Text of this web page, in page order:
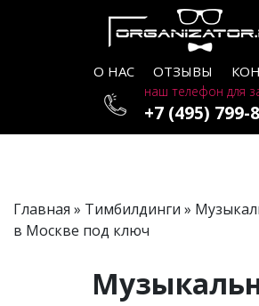
О НАС ОТЗЫВЫ
наш телефон для
+7 (495) 799-
Главная » Тимбилдинги »
в Москве под ключ